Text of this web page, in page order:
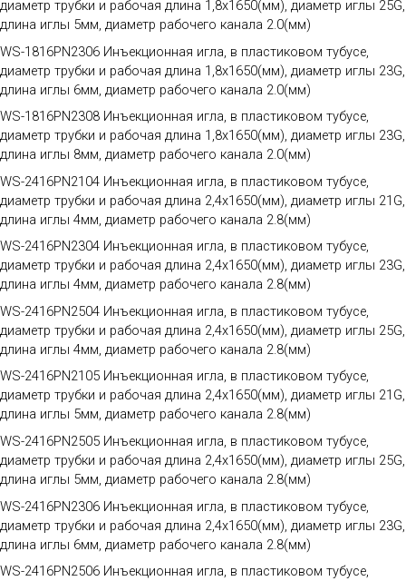
диаметр трубки и рабочая длина 1,8х1650(мм), диаметр иглы 25G,
длина иглы 5мм, диаметр рабочего канала 2.0(мм)
WS-1816PN2306 Инъекционная игла, в пластиковом тубусе,
диаметр трубки и рабочая длина 1,8х1650(мм), диаметр иглы 23G,
длина иглы 6мм, диаметр рабочего канала 2.0(мм)
WS-1816PN2308 Инъекционная игла, в пластиковом тубусе,
диаметр трубки и рабочая длина 1,8х1650(мм), диаметр иглы 23G,
длина иглы 8мм, диаметр рабочего канала 2.0(мм)
WS-2416PN2104 Инъекционная игла, в пластиковом тубусе,
диаметр трубки и рабочая длина 2,4х1650(мм), диаметр иглы 21G,
длина иглы 4мм, диаметр рабочего канала 2.8(мм)
WS-2416PN2304 Инъекционная игла, в пластиковом тубусе,
диаметр трубки и рабочая длина 2,4х1650(мм), диаметр иглы 23G,
длина иглы 4мм, диаметр рабочего канала 2.8(мм)
WS-2416PN2504 Инъекционная игла, в пластиковом тубусе,
диаметр трубки и рабочая длина 2,4х1650(мм), диаметр иглы 25G,
длина иглы 4мм, диаметр рабочего канала 2.8(мм)
WS-2416PN2105 Инъекционная игла, в пластиковом тубусе,
диаметр трубки и рабочая длина 2,4х1650(мм), диаметр иглы 21G,
длина иглы 5мм, диаметр рабочего канала 2.8(мм)
WS-2416PN2505 Инъекционная игла, в пластиковом тубусе,
диаметр трубки и рабочая длина 2,4х1650(мм), диаметр иглы 25G,
длина иглы 5мм, диаметр рабочего канала 2.8(мм)
WS-2416PN2306 Инъекционная игла, в пластиковом тубусе,
диаметр трубки и рабочая длина 2,4х1650(мм), диаметр иглы 23G,
длина иглы 6мм, диаметр рабочего канала 2.8(мм)
WS-2416PN2506 Инъекционная игла, в пластиковом тубусе,